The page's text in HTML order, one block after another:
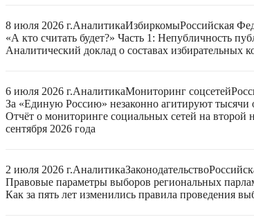
8 июля 2026 г.АналитикаИзбиркомыРоссийская
«А кто считать будет?» Часть 1: Непубличность
Аналитический доклад о составах избирательных
6 июля 2026 г.АналитикаМониторинг соцсетей
За «Единую Россию» незаконно агитируют тысячи
Отчёт о мониторинге социальных сетей на
сентября 2026 года
2 июля 2026 г.АналитикаЗаконодательство
Правовые параметры выборов региональных
Как за пять лет изменились правила проведения